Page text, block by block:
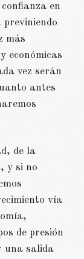
en
más
económicas
vez serán
antes
de la
y si no
vía
de presión
una salida